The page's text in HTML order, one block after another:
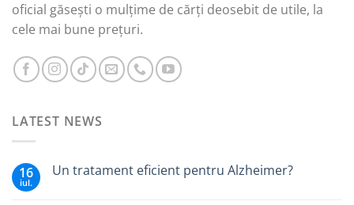
oficial găsești o mulțime de cărți deosebit de utile, la
cele mai bune prețuri.
LATEST NEWS
16
iul.
Un tratament eficient pentru Alzheimer?